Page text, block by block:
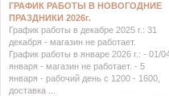
ГРАФИК РАБОТЫ В НОВОГОДНИЕ
ПРАЗДНИКИ 2026г.
График работы в декабре 2025 г.: 31
декабря - магазин не работает.
График работы в январе 2026 г.: - 01/
января - магазин не работает. - 5
января - рабочий день с 1200 - 1600,
доставка ...